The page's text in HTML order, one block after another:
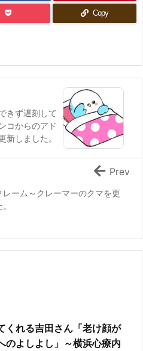
Copy
きず遅刻して
コからのアド
新しました。
レーム～クレーマーのクマを更
Prev
くれる吉田さん「老け顔が
のよしよし」～横浜心療内